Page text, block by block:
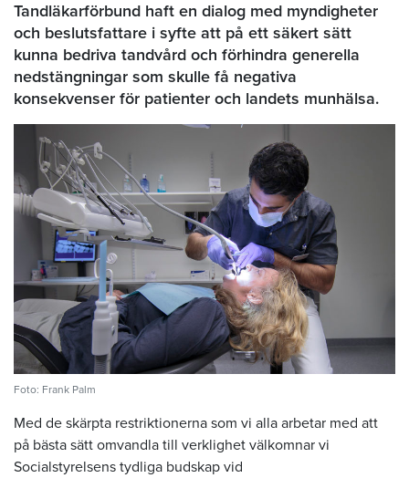
Tandläkarförbund haft en dialog med myndigheter
och beslutsfattare i syfte att på ett säkert sätt
kunna bedriva tandvård och förhindra generella
nedstängningar som skulle få negativa
konsekvenser för patienter och landets munhälsa.
Foto: Frank Palm
Med de skärpta restriktionerna som vi alla arbetar med att
på bästa sätt omvandla till verklighet välkomnar vi
Socialstyrelsens tydliga budskap vid